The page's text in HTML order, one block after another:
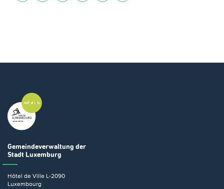
Gemeindeverwaltung der
Stadt Luxemburg
Hôtel de Ville L-2090
Luxembourg